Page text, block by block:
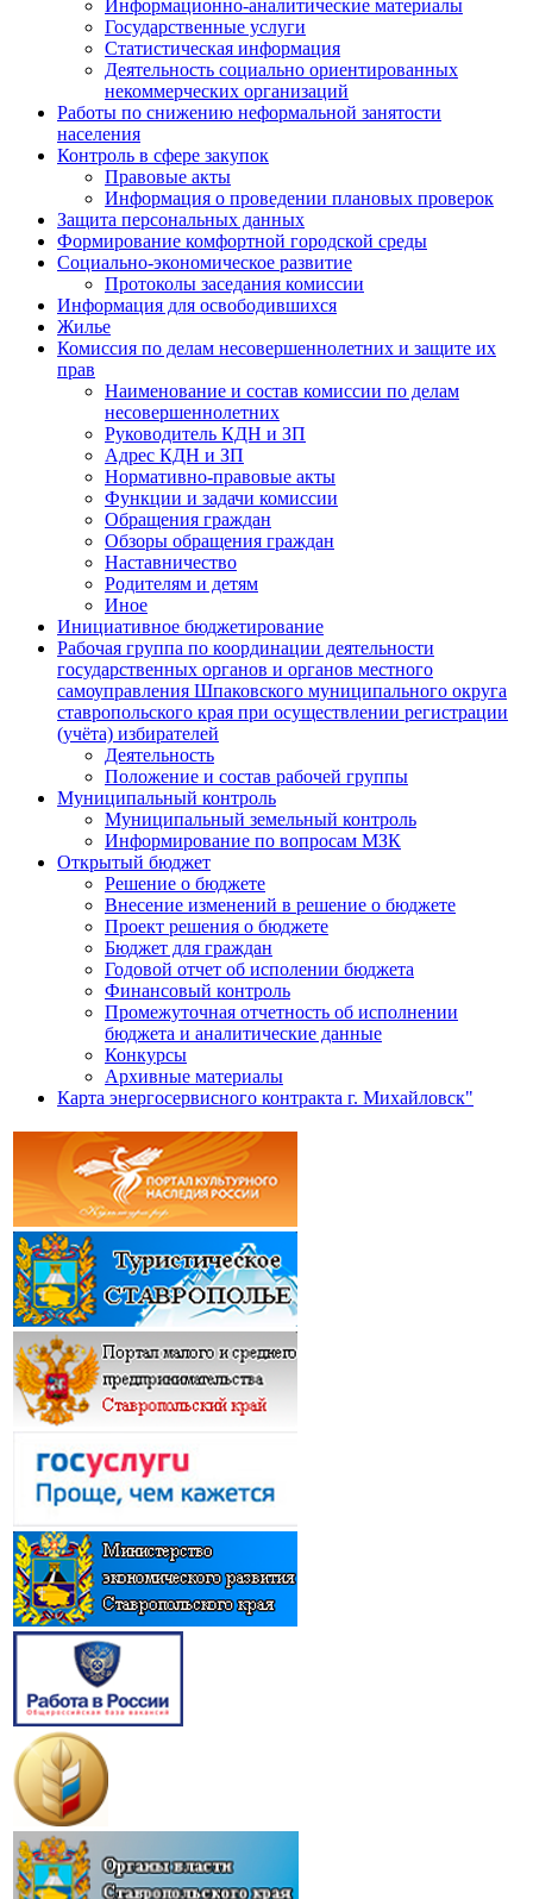
Информационно-аналитические материалы
Государственные услуги
Статистическая информация
Деятельность социально ориентированных
некоммерческих организаций
Работы по снижению неформальной занятости
населения
Контроль в сфере закупок
Правовые акты
Информация о проведении плановых проверок
Защита персональных данных
Формирование комфортной городской среды
Социально-экономическое развитие
Протоколы заседания комиссии
Информация для освободившихся
Жилье
Комиссия по делам несовершеннолетних и защите их
прав
Наименование и состав комиссии по делам
несовершеннолетних
Руководитель КДН и ЗП
Адрес КДН и ЗП
Нормативно-правовые акты
Функции и задачи комиссии
Обращения граждан
Обзоры обращения граждан
Наставничество
Родителям и детям
Иное
Инициативное бюджетирование
Рабочая группа по координации деятельности
государственных органов и органов местного
самоуправления Шпаковского муниципального округа
ставропольского края при осуществлении регистрации
(учёта) избирателей
Деятельность
Положение и состав рабочей группы
Муниципальный контроль
Муниципальный земельный контроль
Информирование по вопросам МЗК
Открытый бюджет
Решение о бюджете
Внесение изменений в решение о бюджете
Проект решения о бюджете
Бюджет для граждан
Годовой отчет об исполении бюджета
Финансовый контроль
Промежуточная отчетность об исполнении
бюджета и аналитические данные
Конкурсы
Архивные материалы
Карта энергосервисного контракта г. Михайловск"